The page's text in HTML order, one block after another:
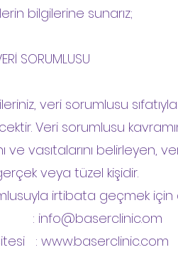
bilgilerine sunarız;
SORUMLUSU
veri sorumlusu
Veri sorumlusu
ve vasıtalarını belirleyen,
veya tüzel kişidir.
irtibata geçmek için
info@baserclinic.om
: www.baserclinic.com